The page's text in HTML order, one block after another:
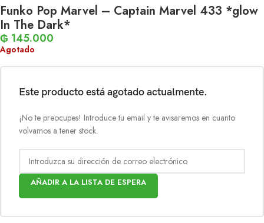
Funko Pop Marvel – Captain Marvel 433 *glow
In The Dark*
₲ 145.000
Agotado
Este producto está agotado actualmente.
¡No te preocupes! Introduce tu email y te avisaremos en cuanto
volvamos a tener stock.
AÑADIR A LA LISTA DE ESPERA